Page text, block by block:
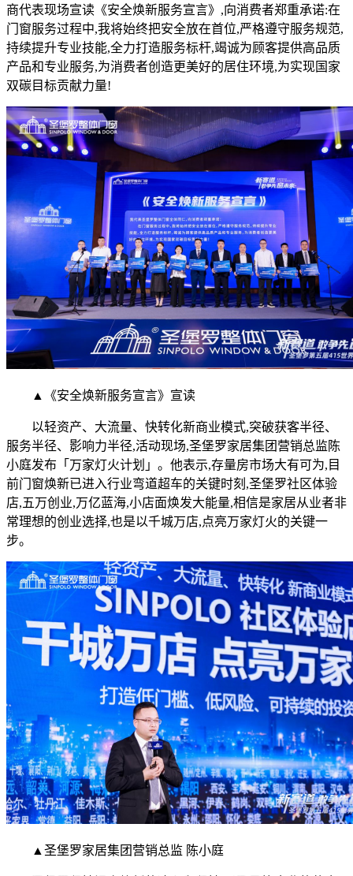
商代表现场宣读《安全焕新服务宣言》,向消费者郑重承诺:在
门窗服务过程中,我将始终把安全放在首位,严格遵守服务规范,
持续提升专业技能,全力打造服务标杆,竭诚为顾客提供高品质
产品和专业服务,为消费者创造更美好的居住环境,为实现国家
双碳目标贡献力量!
▲《安全焕新服务宣言》宣读
以轻资产、大流量、快转化新商业模式,突破获客半径、
服务半径、影响力半径,活动现场,圣堡罗家居集团营销总监陈
小庭发布「万家灯火计划」。他表示,存量房市场大有可为,目
前门窗焕新已进入行业弯道超车的关键时刻,圣堡罗社区体验
店,五万创业,万亿蓝海,小店面焕发大能量,相信是家居从业者非
常理想的创业选择,也是以千城万店,点亮万家灯火的关键一
步。
▲圣堡罗家居集团营销总监 陈小庭